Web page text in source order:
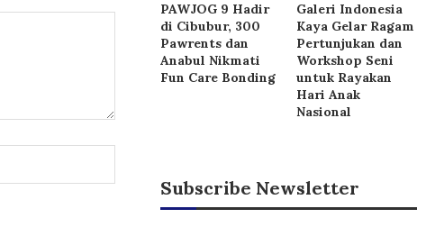
PAWJOG 9 Hadir
di Cibubur, 300
Pawrents dan
Anabul Nikmati
Fun Care Bonding
Galeri Indonesia
Kaya Gelar Ragam
Pertunjukan dan
Workshop Seni
untuk Rayakan
Hari Anak
Nasional
Subscribe Newsletter